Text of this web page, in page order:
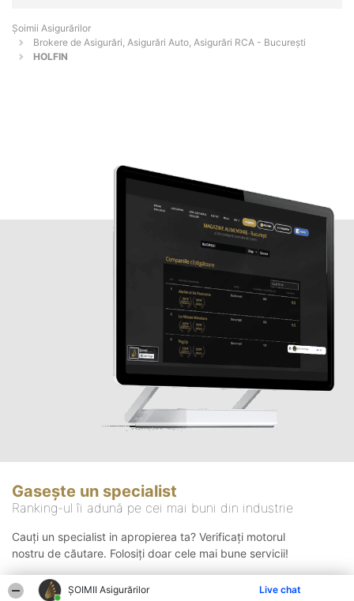
ȘOIMII Asigurărilor Live chat
Șoimii Asigurărilor
Brokere de Asigurări, Asigurări Auto, Asigurări RCA - Bucureşti
HOLFIN
Gasește un specialist
Ranking-ul îi adună pe cei mai buni din industrie
Cauți un specialist in apropierea ta? Verificați motorul
nostru de căutare. Folosiți doar cele mai bune servicii!